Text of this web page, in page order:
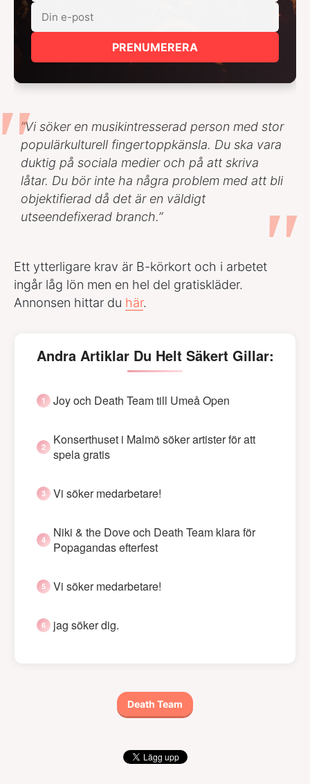
PRENUMERERA
”Vi söker en musikintresserad person med stor
populärkulturell fingertoppkänsla. Du ska vara
duktig på sociala medier och på att skriva
låtar. Du bör inte ha några problem med att bli
objektifierad då det är en väldigt
utseendefixerad branch.”
Ett ytterligare krav är B-körkort och i arbetet
ingår låg lön men en hel del gratiskläder.
Annonsen hittar du här.
Andra Artiklar Du Helt Säkert Gillar:
Joy och Death Team till Umeå Open
Konserthuset i Malmö söker artister för att
spela gratis
Vi söker medarbetare!
Niki & the Dove och Death Team klara för
Popagandas efterfest
Vi söker medarbetare!
jag söker dig.
Death Team